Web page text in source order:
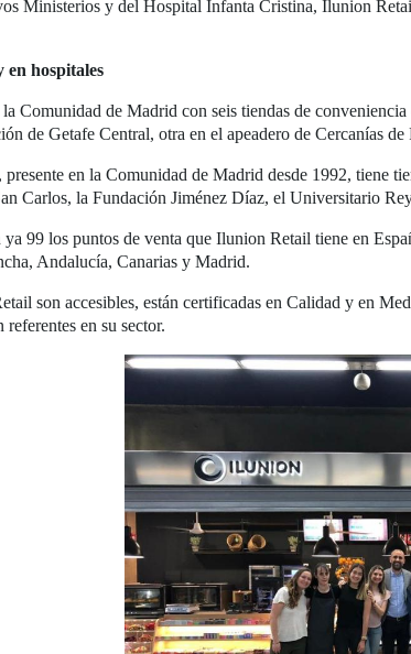
Ministerios y del Hospital Infanta Cristina, Ilunion
en hospitales
la Comunidad de Madrid con seis tiendas de
de Getafe Central, otra en el apeadero de Cercanías
presente en la Comunidad de Madrid desde 1992, tiene
Carlos, la Fundación Jiménez Díaz, el Universitario
ya 99 los puntos de venta que Ilunion Retail tiene en
Andalucía, Canarias y Madrid.
son accesibles, están certificadas en Calidad y en
en su sector.